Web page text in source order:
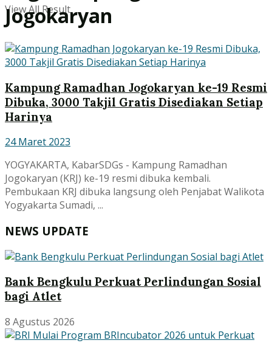
View All Result
Jogokaryan
Kampung Ramadhan Jogokaryan ke-19 Resmi
Dibuka, 3000 Takjil Gratis Disediakan Setiap
Harinya
24 Maret 2023
YOGYAKARTA, KabarSDGs - Kampung Ramadhan
Jogokaryan (KRJ) ke-19 resmi dibuka kembali.
Pembukaan KRJ dibuka langsung oleh Penjabat Walikota
Yogyakarta Sumadi, ...
NEWS UPDATE
Bank Bengkulu Perkuat Perlindungan Sosial
bagi Atlet
8 Agustus 2026